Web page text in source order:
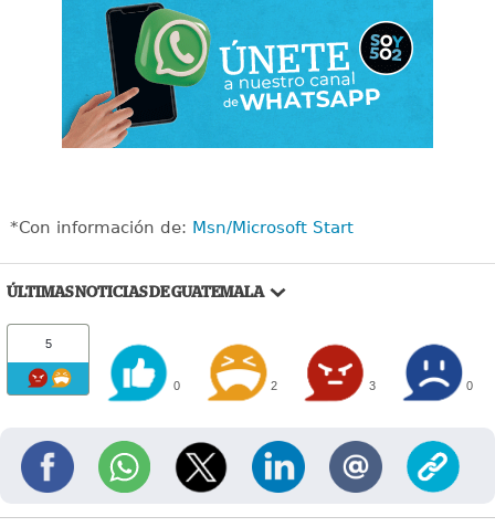
*Con información de: Msn/Microsoft Start
ÚLTIMAS NOTICIAS DE GUATEMALA
5
0 2 3 0